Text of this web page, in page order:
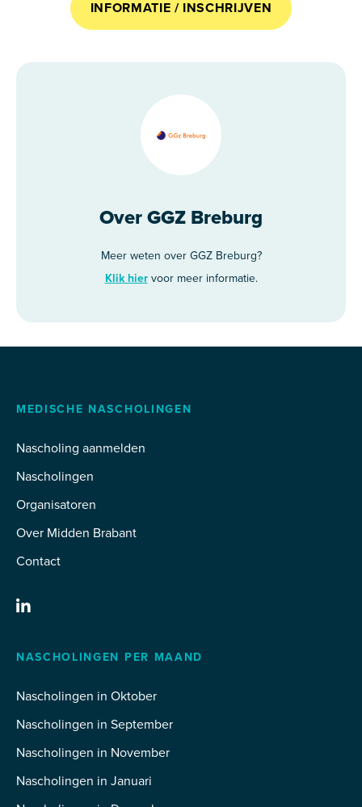
INFORMATIE / INSCHRIJVEN
Over GGZ Breburg
Meer weten over GGZ Breburg?
Klik hiervoor meer informatie.
MEDISCHE NASCHOLINGEN
Nascholing aanmelden
Nascholingen
Organisatoren
Over Midden Brabant
Contact
NASCHOLINGEN PER MAAND
Nascholingen in Oktober
Nascholingen in September
Nascholingen in November
Nascholingen in Januari